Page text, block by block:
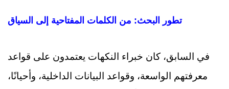
تطور البحث: من الكلمات المفتاحية إلى السياق
في السابق، كان خبراء النكهات يعتمدون على قواعد
معرفتهم الواسعة، وقواعد البيانات الداخلية، وأحيانًا،